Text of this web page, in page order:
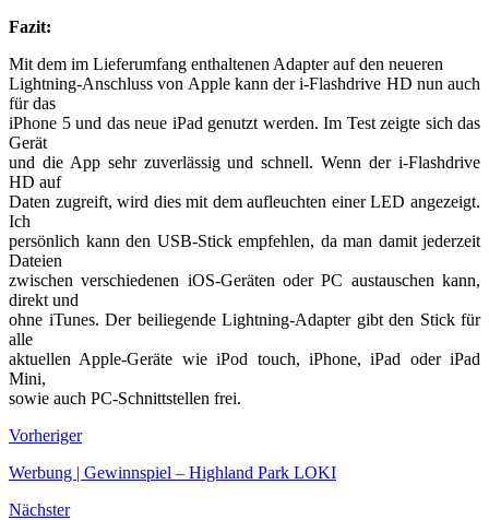
Fazit:
Mit dem im Lieferumfang enthaltenen Adapter auf den neueren
Lightning-Anschluss von Apple kann der i-Flashdrive HD nun auch
für das
iPhone 5 und das neue iPad genutzt werden. Im Test zeigte sich das
Gerät
und die App sehr zuverlässig und schnell. Wenn der i-Flashdrive
HD auf
Daten zugreift, wird dies mit dem aufleuchten einer LED angezeigt.
Ich
persönlich kann den USB-Stick empfehlen, da man damit jederzeit
Dateien
zwischen verschiedenen iOS-Geräten oder PC austauschen kann,
direkt und
ohne iTunes. Der beiliegende Lightning-Adapter gibt den Stick für
alle
aktuellen Apple-Geräte wie iPod touch, iPhone, iPad oder iPad
Mini,
sowie auch PC-Schnittstellen frei.
Vorheriger
Werbung | Gewinnspiel – Highland Park LOKI
Nächster